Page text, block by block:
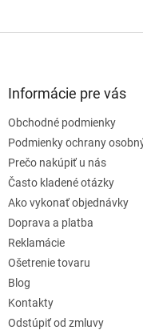
Informácie pre vás
Obchodné podmienky
Podmienky ochrany
Prečo nakúpiť u nás
Často kladené otázky
Ako vykonať objednávky
Doprava a platba
Reklamácie
Ošetrenie tovaru
Blog
Kontakty
Odstúpiť od zmluvy